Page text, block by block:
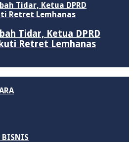
Tidar, Ketua DPRD
Retret Lemhanas
BISNIS